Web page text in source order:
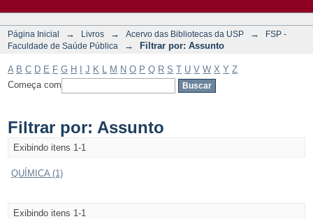
Página Inicial → Livros → Acervo das Bibliotecas da USP →
FSP -
Faculdade de Saúde Pública
→ Filtrar por: Assunto
A B C D E F G H J K M N O P Q R S T U V W X Y Z
Começa com
Filtrar por: Assunto
Exibindo itens 1-1
QUÍMICA (1)
Exibindo itens 1-1